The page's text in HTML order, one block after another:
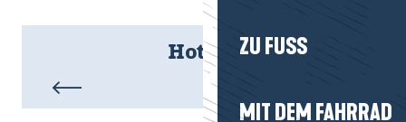
ZU FUSS
MIT DEM FAHRRAD
Hotels